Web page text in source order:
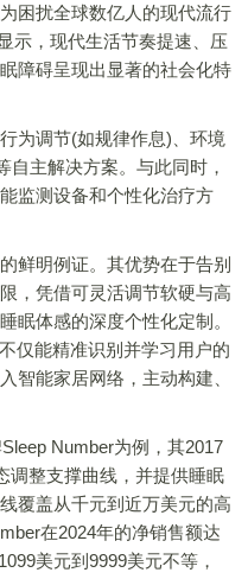
扰全球数亿人的现代流行
示，现代生活节奏提速、压
障碍呈现出显著的社会化特
调节(如规律作息)、环境
主解决方案。与此同时，
监测设备和个性化治疗方
明例证。其优势在于告别
，凭借可灵活调节软硬与高
眠体感的深度个性化定制。
仅能精准识别并学习用户的
智能家居网络，主动构建、
Number为例，其2017
调整支撑曲线，并提供睡眠
覆盖从千元到近万美元的高
在2024年的净销售额达
美元到9999美元不等，